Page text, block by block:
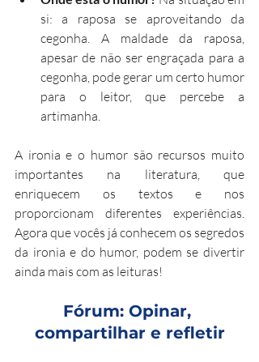
si: a raposa se aproveitando da
cegonha. A maldade da raposa,
apesar de não ser engraçada para a
cegonha, pode gerar um certo humor
para o leitor, que percebe a
artimanha.
A ironia e o humor são recursos muito
importantes na literatura, que
enriquecem os textos e nos
proporcionam diferentes experiências.
Agora que vocês já conhecem os segredos
da ironia e do humor, podem se divertir
ainda mais com as leituras!
Fórum: Opinar,
compartilhar e refletir